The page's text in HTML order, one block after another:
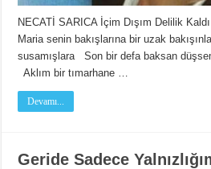
NECATİ SARICA İçim Dışım Delilik
Maria senin bakışlarına bir uzak
susamışlara Son bir defa baksan
Aklım bir tımarhane …
Devamı...
Geride Sadece